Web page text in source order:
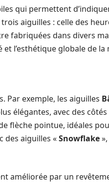
qui permettent
aiguilles : celle des
fabriquées dans divers
l’esthétique globale de la
Par exemple, les aiguilles
élégantes, avec des
flèche pointue, idéales
des aiguilles «Snowflake
améliorée par un